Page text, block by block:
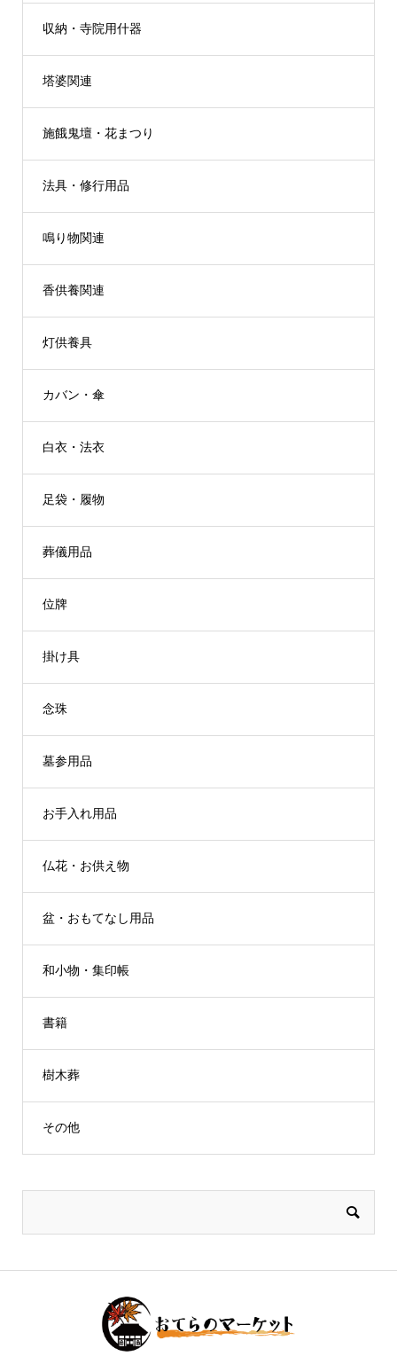
収納・寺院用什器
塔婆関連
施餓鬼壇・花まつり
法具・修行用品
鳴り物関連
香供養関連
灯供養具
カバン・傘
白衣・法衣
足袋・履物
葬儀用品
位牌
掛け具
念珠
墓参用品
お手入れ用品
仏花・お供え物
盆・おもてなし用品
和小物・集印帳
書籍
樹木葬
その他